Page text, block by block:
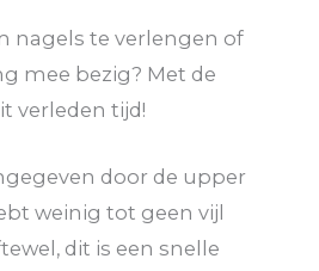
nagels te verlengen of
mee bezig? Met de
verleden tijd!
door de upper
weinig tot geen vijl
dit is een snelle